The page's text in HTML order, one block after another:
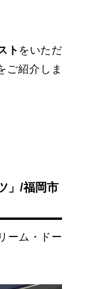
ト をいただ
ご紹介しま
」/福岡市
ーム・ドー